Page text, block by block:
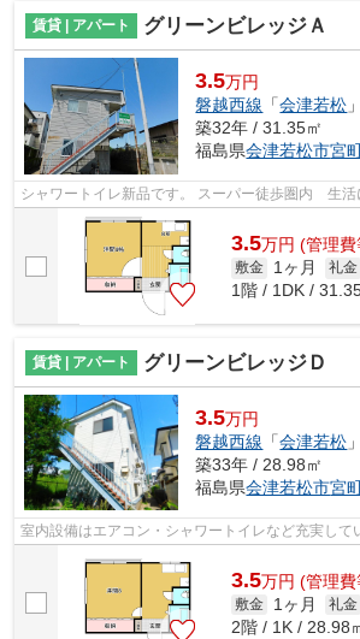
賃貸 | アパート グリーンビレッジＡ
3.5万円
磐越西線 「会津若松
築32年 / 31.35㎡
福島県会津若松市宮
シャワートイレ新品です。 スーパー徒歩圏内 生活
3.5万円 (管理費
敷金 1ヶ月 礼金
1階 / 1DK /
賃貸 | アパート グリーンビレッジＤ
3.5万円
磐越西線 「会津若松
築33年 / 28.98㎡
福島県会津若松市宮
室内設備はエアコン・シャワートイレなど充実して
3.5万円 (管理費
敷金 1ヶ月 礼金
2階 / 1K / 28.98